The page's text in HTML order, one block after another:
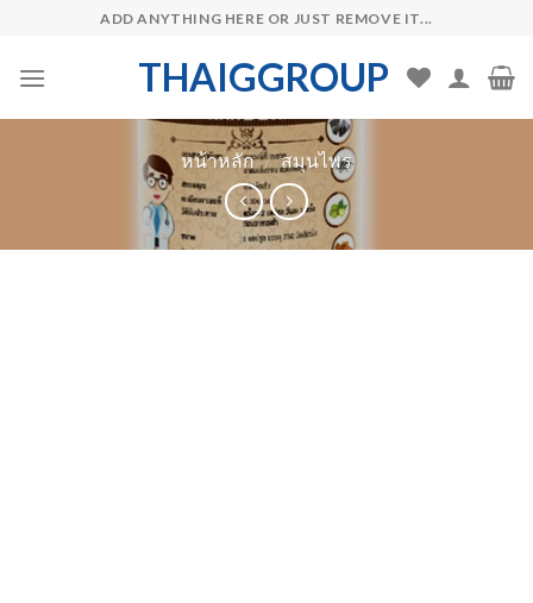
content
ADD ANYTHING HERE OR JUST REMOVE IT...
THAIGGROUP
หน้าหลัก / สมุนไพร